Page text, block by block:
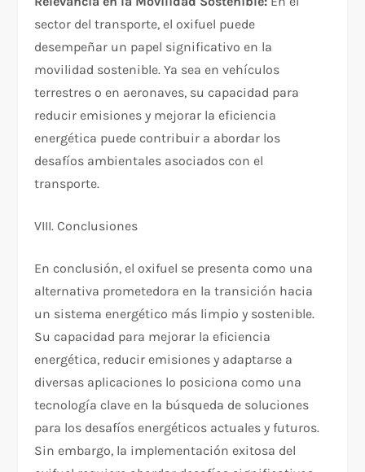
sector del transporte, el oxifuel puede
desempeñar un papel significativo en la
movilidad sostenible. Ya sea en vehículos
terrestres o en aeronaves, su capacidad para
reducir emisiones y mejorar la eficiencia
energética puede contribuir a abordar los
desafíos ambientales asociados con el
transporte.
VIII. Conclusiones
En conclusión, el oxifuel se presenta como una
alternativa prometedora en la transición hacia
un sistema energético más limpio y sostenible.
Su capacidad para mejorar la eficiencia
energética, reducir emisiones y adaptarse a
diversas aplicaciones lo posiciona como una
tecnología clave en la búsqueda de soluciones
para los desafíos energéticos actuales y futuros.
Sin embargo, la implementación exitosa del